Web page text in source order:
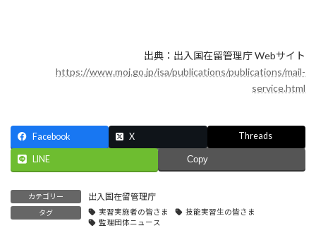
出典：出入国在留管理庁 Webサイト
https://www.moj.go.jp/isa/publications/publications/mail-
service.html
Facebook X Threads
LINE Copy
カテゴリー 出入国在留管理庁
タグ 実習実施者の皆さま
技能実習生の皆さま
監理団体ニュース